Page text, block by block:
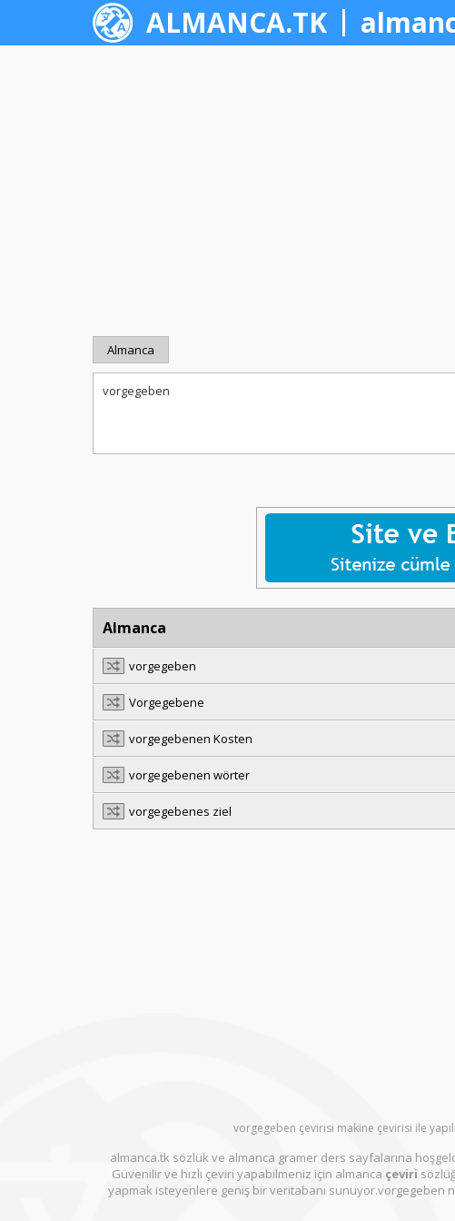
ALMANCA.TK
Almanca
Almanca
vorgegeben
Vorgegebene
vorgegebenen Kosten
vorgegebenen wörter
vorgegebenes ziel
vorgegeben çevirisi makine çevirisi ile
almanca.tk sözlük ve almanca gramer ders sayfalarına
Güvenilir ve hızlı çeviri yapabilmeniz için almanca çeviri
yapmak isteyenlere geniş bir veritabanı sunuyor.vorgegeben